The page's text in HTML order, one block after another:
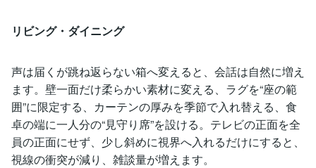
リビング・ダイニング
声は届くが跳ね返らない箱へ変えると、会話は自然に増え
ます。壁一面だけ柔らかい素材に変える、ラグを“座の範
囲”に限定する、カーテンの厚みを季節で入れ替える、食
卓の端に一人分の“見守り席”を設ける。テレビの正面を全
員の正面にせず、少し斜めに視界へ入れるだけにすると、
視線の衝突が減り、雑談量が増えます。